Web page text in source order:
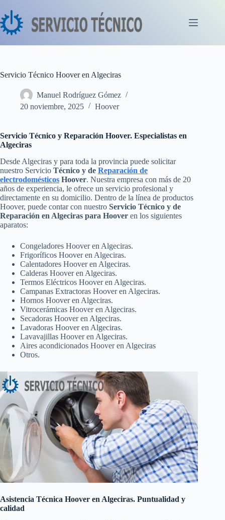
al
contenido
Servicio Técnico Hoover en Algeciras
Manuel Rodríguez Gómez
20 noviembre, 2025
Hoover
Servicio Técnico y Reparación Hoover. Especialistas en
Algeciras
Desde Algeciras y para toda la provincia puede solicitar
nuestro Servicio Técnico y de Reparación de
electrodomésticos Hoover. Nuestra empresa con más de 20
años de experiencia, le ofrece un servicio profesional y
directamente en su domicilio. Dentro de la línea de productos
Hoover, puede contar con nuestro Servicio Técnico y de
Reparación en Algeciras para Hoover en los siguientes
aparatos:
Congeladores Hoover en Algeciras.
Frigoríficos Hoover en Algeciras.
Calentadores Hoover en Algeciras.
Calderas Hoover en Algeciras.
Termos Eléctricos Hoover en Algeciras.
Campanas Extractoras Hoover en Algeciras.
Hornos Hoover en Algeciras.
Vitrocerámicas Hoover en Algeciras.
Secadoras Hoover en Algeciras.
Lavadoras Hoover en Algeciras.
Lavavajillas Hoover en Algeciras.
Aires acondicionados Hoover en Algeciras
Otros.
Asistencia Técnica Hoover en Algeciras. Puntualidad y
calidad